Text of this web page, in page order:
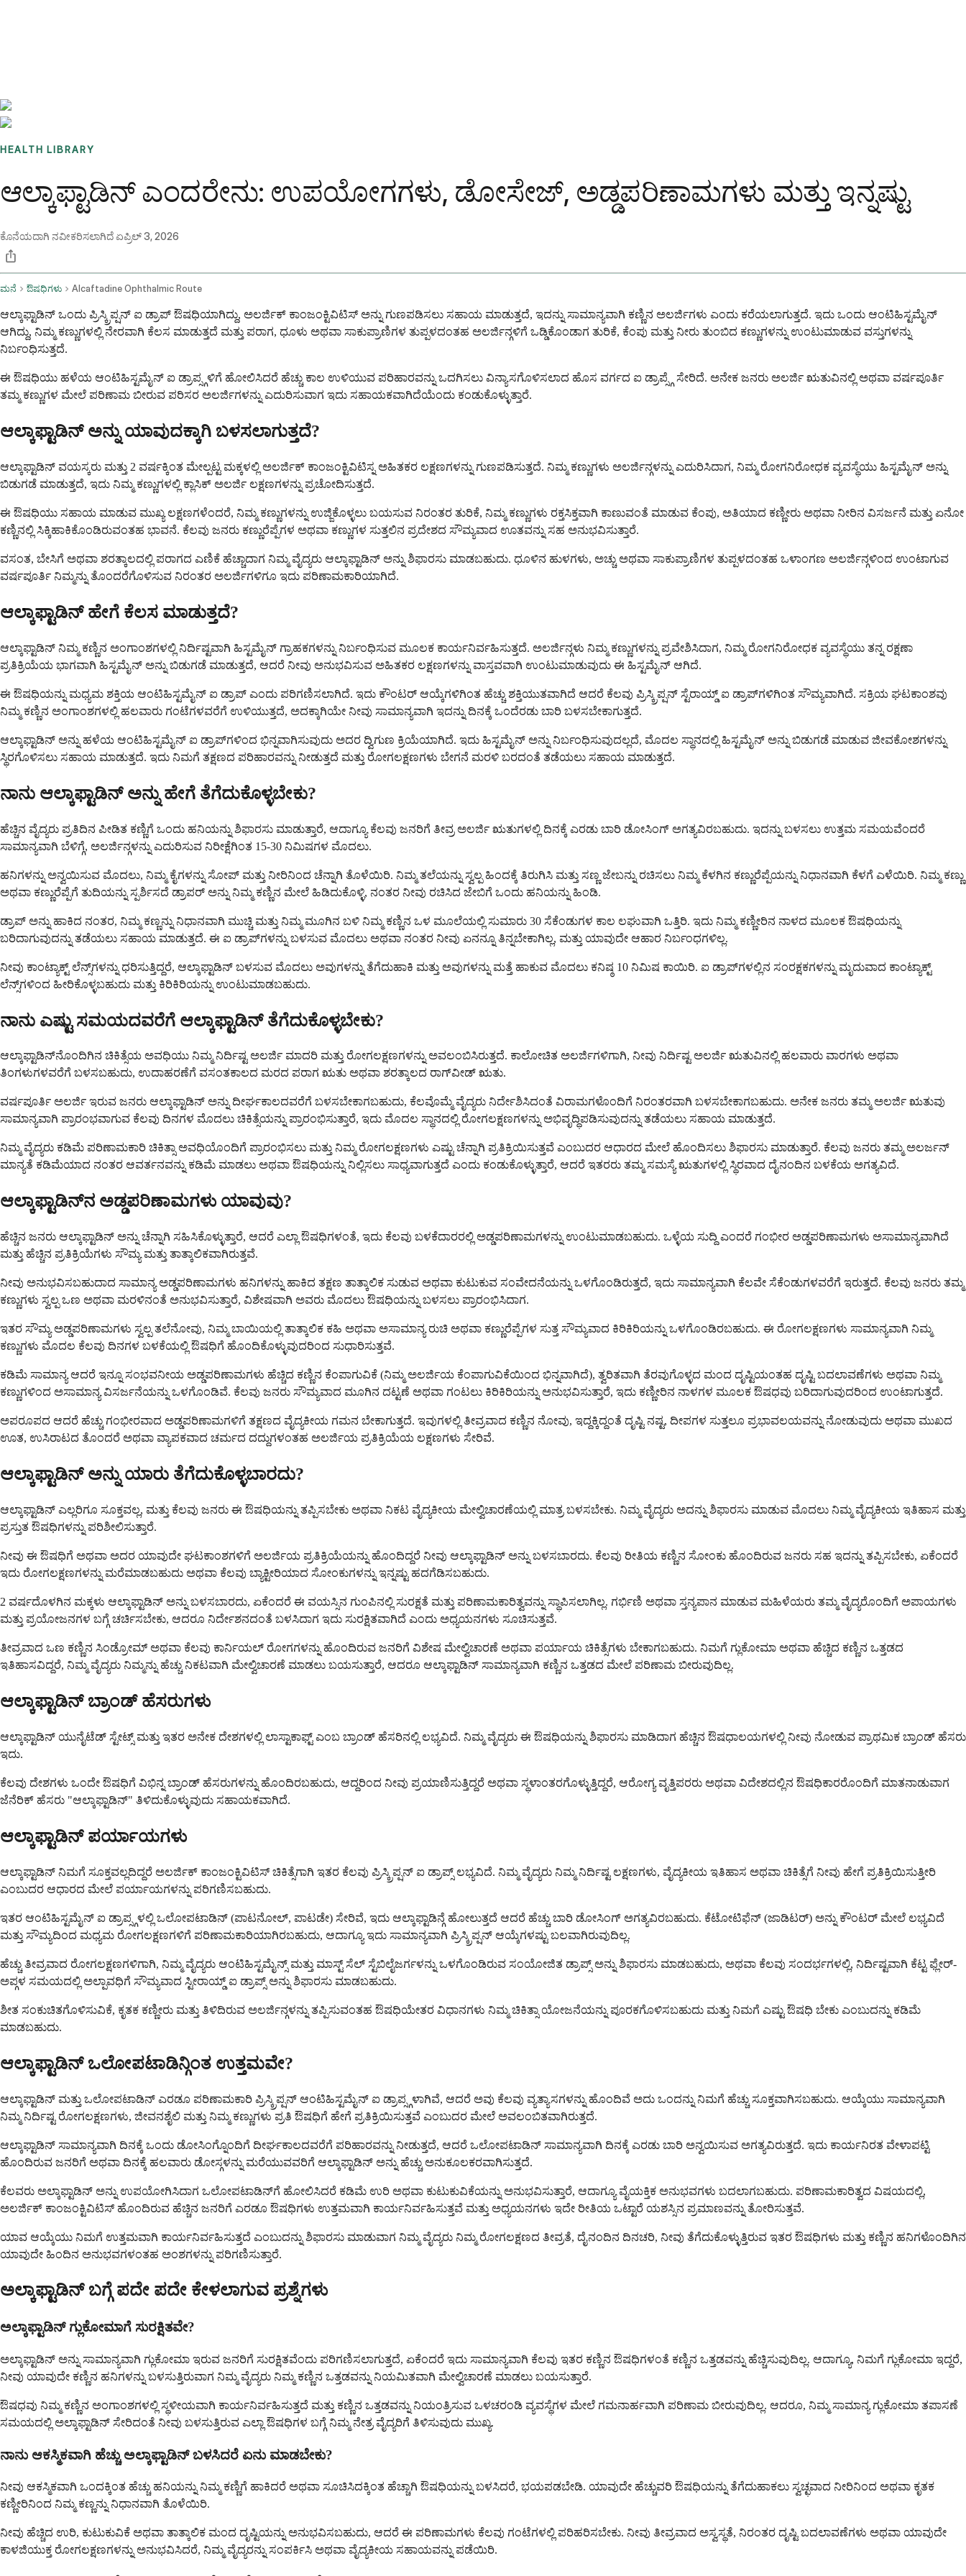
HEALTH LIBRARY
ಆಲ್ಕಾಫ್ಟಾಡಿನ್ ಎಂದರೇನು: ಉಪಯೋಗಗಳು, ಡೋಸೇಜ್, ಅಡ್ಡಪರಿಣಾಮಗಳು ಮತ್ತು ಇನ್ನಷ್ಟು
ಕೊನೆಯದಾಗಿ ನವೀಕರಿಸಲಾಗಿದೆಏಪ್ರಿಲ್ 3, 2026
ಮನೆ ಔಷಧಿಗಳು Alcaftadine Ophthalmic Route
ಆಲ್ಕಾಫ್ಟಾಡಿನ್ ಒಂದು ಪ್ರಿಸ್ಕ್ರಿಪ್ಷನ್ ಐ ಡ್ರಾಪ್ ಔಷಧಿಯಾಗಿದ್ದು, ಅಲರ್ಜಿಕ್ ಕಾಂಜಂಕ್ಟಿವಿಟಿಸ್ ಅನ್ನು ಗುಣಪಡಿಸಲು ಸಹಾಯ ಮಾಡುತ್ತದೆ, ಇದನ್ನು ಸಾಮಾನ್ಯವಾಗಿ ಕಣ್ಣಿನ ಅಲರ್ಜಿಗಳು ಎಂದು ಕರೆಯಲಾಗುತ್ತದೆ. ಇದು ಒಂದು ಆಂಟಿಹಿಸ್ಟಮೈನ್
ಆಗಿದ್ದು, ನಿಮ್ಮ ಕಣ್ಣುಗಳಲ್ಲಿ ನೇರವಾಗಿ ಕೆಲಸ ಮಾಡುತ್ತದೆ ಮತ್ತು ಪರಾಗ, ಧೂಳು ಅಥವಾ ಸಾಕುಪ್ರಾಣಿಗಳ ತುಪ್ಪಳದಂತಹ ಅಲರ್ಜಿನ್ಗಳಿಗೆ ಒಡ್ಡಿಕೊಂಡಾಗ ತುರಿಕೆ, ಕೆಂಪು ಮತ್ತು ನೀರು ತುಂಬಿದ ಕಣ್ಣುಗಳನ್ನು ಉಂಟುಮಾಡುವ ವಸ್ತುಗಳನ್ನು
ನಿರ್ಬಂಧಿಸುತ್ತದೆ.
ಈ ಔಷಧಿಯು ಹಳೆಯ ಆಂಟಿಹಿಸ್ಟಮೈನ್ ಐ ಡ್ರಾಪ್ಸ್ಗಳಿಗೆ ಹೋಲಿಸಿದರೆ ಹೆಚ್ಚು ಕಾಲ ಉಳಿಯುವ ಪರಿಹಾರವನ್ನು ಒದಗಿಸಲು ವಿನ್ಯಾಸಗೊಳಿಸಲಾದ ಹೊಸ ವರ್ಗದ ಐ ಡ್ರಾಪ್ಸ್ಗೆ ಸೇರಿದೆ. ಅನೇಕ ಜನರು ಅಲರ್ಜಿ ಋತುವಿನಲ್ಲಿ ಅಥವಾ ವರ್ಷಪೂರ್ತಿ
ತಮ್ಮ ಕಣ್ಣುಗಳ ಮೇಲೆ ಪರಿಣಾಮ ಬೀರುವ ಪರಿಸರ ಅಲರ್ಜಿಗಳನ್ನು ಎದುರಿಸುವಾಗ ಇದು ಸಹಾಯಕವಾಗಿದೆಯೆಂದು ಕಂಡುಕೊಳ್ಳುತ್ತಾರೆ.
ಆಲ್ಕಾಫ್ಟಾಡಿನ್ ಅನ್ನು ಯಾವುದಕ್ಕಾಗಿ ಬಳಸಲಾಗುತ್ತದೆ?
ಆಲ್ಕಾಫ್ಟಾಡಿನ್ ವಯಸ್ಕರು ಮತ್ತು 2 ವರ್ಷಕ್ಕಿಂತ ಮೇಲ್ಪಟ್ಟ ಮಕ್ಕಳಲ್ಲಿ ಅಲರ್ಜಿಕ್ ಕಾಂಜಂಕ್ಟಿವಿಟಿಸ್ನ ಅಹಿತಕರ ಲಕ್ಷಣಗಳನ್ನು ಗುಣಪಡಿಸುತ್ತದೆ. ನಿಮ್ಮ ಕಣ್ಣುಗಳು ಅಲರ್ಜಿನ್ಗಳನ್ನು ಎದುರಿಸಿದಾಗ, ನಿಮ್ಮ ರೋಗನಿರೋಧಕ ವ್ಯವಸ್ಥೆಯು ಹಿಸ್ಟಮೈನ್ ಅನ್ನು
ಬಿಡುಗಡೆ ಮಾಡುತ್ತದೆ, ಇದು ನಿಮ್ಮ ಕಣ್ಣುಗಳಲ್ಲಿ ಕ್ಲಾಸಿಕ್ ಅಲರ್ಜಿ ಲಕ್ಷಣಗಳನ್ನು ಪ್ರಚೋದಿಸುತ್ತದೆ.
ಈ ಔಷಧಿಯು ಸಹಾಯ ಮಾಡುವ ಮುಖ್ಯ ಲಕ್ಷಣಗಳೆಂದರೆ, ನಿಮ್ಮ ಕಣ್ಣುಗಳನ್ನು ಉಜ್ಜಿಕೊಳ್ಳಲು ಬಯಸುವ ನಿರಂತರ ತುರಿಕೆ, ನಿಮ್ಮ ಕಣ್ಣುಗಳು ರಕ್ತಸಿಕ್ತವಾಗಿ ಕಾಣುವಂತೆ ಮಾಡುವ ಕೆಂಪು, ಅತಿಯಾದ ಕಣ್ಣೀರು ಅಥವಾ ನೀರಿನ ವಿಸರ್ಜನೆ ಮತ್ತು ಏನೋ
ಕಣ್ಣಿನಲ್ಲಿ ಸಿಕ್ಕಿಹಾಕಿಕೊಂಡಿರುವಂತಹ ಭಾವನೆ. ಕೆಲವು ಜನರು ಕಣ್ಣುರೆಪ್ಪೆಗಳ ಅಥವಾ ಕಣ್ಣುಗಳ ಸುತ್ತಲಿನ ಪ್ರದೇಶದ ಸೌಮ್ಯವಾದ ಊತವನ್ನು ಸಹ ಅನುಭವಿಸುತ್ತಾರೆ.
ವಸಂತ, ಬೇಸಿಗೆ ಅಥವಾ ಶರತ್ಕಾಲದಲ್ಲಿ ಪರಾಗದ ಎಣಿಕೆ ಹೆಚ್ಚಾದಾಗ ನಿಮ್ಮ ವೈದ್ಯರು ಆಲ್ಕಾಫ್ಟಾಡಿನ್ ಅನ್ನು ಶಿಫಾರಸು ಮಾಡಬಹುದು. ಧೂಳಿನ ಹುಳಗಳು, ಅಚ್ಚು ಅಥವಾ ಸಾಕುಪ್ರಾಣಿಗಳ ತುಪ್ಪಳದಂತಹ ಒಳಾಂಗಣ ಅಲರ್ಜಿನ್ಗಳಿಂದ ಉಂಟಾಗುವ
ವರ್ಷಪೂರ್ತಿ ನಿಮ್ಮನ್ನು ತೊಂದರೆಗೊಳಿಸುವ ನಿರಂತರ ಅಲರ್ಜಿಗಳಿಗೂ ಇದು ಪರಿಣಾಮಕಾರಿಯಾಗಿದೆ.
ಆಲ್ಕಾಫ್ಟಾಡಿನ್ ಹೇಗೆ ಕೆಲಸ ಮಾಡುತ್ತದೆ?
ಆಲ್ಕಾಫ್ಟಾಡಿನ್ ನಿಮ್ಮ ಕಣ್ಣಿನ ಅಂಗಾಂಶಗಳಲ್ಲಿ ನಿರ್ದಿಷ್ಟವಾಗಿ ಹಿಸ್ಟಮೈನ್ ಗ್ರಾಹಕಗಳನ್ನು ನಿರ್ಬಂಧಿಸುವ ಮೂಲಕ ಕಾರ್ಯನಿರ್ವಹಿಸುತ್ತದೆ. ಅಲರ್ಜಿನ್ಗಳು ನಿಮ್ಮ ಕಣ್ಣುಗಳನ್ನು ಪ್ರವೇಶಿಸಿದಾಗ, ನಿಮ್ಮ ರೋಗನಿರೋಧಕ ವ್ಯವಸ್ಥೆಯು ತನ್ನ ರಕ್ಷಣಾ
ಪ್ರತಿಕ್ರಿಯೆಯ ಭಾಗವಾಗಿ ಹಿಸ್ಟಮೈನ್ ಅನ್ನು ಬಿಡುಗಡೆ ಮಾಡುತ್ತದೆ, ಆದರೆ ನೀವು ಅನುಭವಿಸುವ ಅಹಿತಕರ ಲಕ್ಷಣಗಳನ್ನು ವಾಸ್ತವವಾಗಿ ಉಂಟುಮಾಡುವುದು ಈ ಹಿಸ್ಟಮೈನ್ ಆಗಿದೆ.
ಈ ಔಷಧಿಯನ್ನು ಮಧ್ಯಮ ಶಕ್ತಿಯ ಆಂಟಿಹಿಸ್ಟಮೈನ್ ಐ ಡ್ರಾಪ್ ಎಂದು ಪರಿಗಣಿಸಲಾಗಿದೆ. ಇದು ಕೌಂಟರ್ ಆಯ್ಕೆಗಳಿಗಿಂತ ಹೆಚ್ಚು ಶಕ್ತಿಯುತವಾಗಿದೆ ಆದರೆ ಕೆಲವು ಪ್ರಿಸ್ಕ್ರಿಪ್ಷನ್ ಸ್ಟೆರಾಯ್ಡ್ ಐ ಡ್ರಾಪ್‌ಗಳಿಗಿಂತ ಸೌಮ್ಯವಾಗಿದೆ. ಸಕ್ರಿಯ ಘಟಕಾಂಶವು
ನಿಮ್ಮ ಕಣ್ಣಿನ ಅಂಗಾಂಶಗಳಲ್ಲಿ ಹಲವಾರು ಗಂಟೆಗಳವರೆಗೆ ಉಳಿಯುತ್ತದೆ, ಅದಕ್ಕಾಗಿಯೇ ನೀವು ಸಾಮಾನ್ಯವಾಗಿ ಇದನ್ನು ದಿನಕ್ಕೆ ಒಂದೆರಡು ಬಾರಿ ಬಳಸಬೇಕಾಗುತ್ತದೆ.
ಆಲ್ಕಾಫ್ಟಾಡಿನ್ ಅನ್ನು ಹಳೆಯ ಆಂಟಿಹಿಸ್ಟಮೈನ್ ಐ ಡ್ರಾಪ್‌ಗಳಿಂದ ಭಿನ್ನವಾಗಿಸುವುದು ಅದರ ದ್ವಿಗುಣ ಕ್ರಿಯೆಯಾಗಿದೆ. ಇದು ಹಿಸ್ಟಮೈನ್ ಅನ್ನು ನಿರ್ಬಂಧಿಸುವುದಲ್ಲದೆ, ಮೊದಲ ಸ್ಥಾನದಲ್ಲಿ ಹಿಸ್ಟಮೈನ್ ಅನ್ನು ಬಿಡುಗಡೆ ಮಾಡುವ ಜೀವಕೋಶಗಳನ್ನು
ಸ್ಥಿರಗೊಳಿಸಲು ಸಹಾಯ ಮಾಡುತ್ತದೆ. ಇದು ನಿಮಗೆ ತಕ್ಷಣದ ಪರಿಹಾರವನ್ನು ನೀಡುತ್ತದೆ ಮತ್ತು ರೋಗಲಕ್ಷಣಗಳು ಬೇಗನೆ ಮರಳಿ ಬರದಂತೆ ತಡೆಯಲು ಸಹಾಯ ಮಾಡುತ್ತದೆ.
ನಾನು ಆಲ್ಕಾಫ್ಟಾಡಿನ್ ಅನ್ನು ಹೇಗೆ ತೆಗೆದುಕೊಳ್ಳಬೇಕು?
ಹೆಚ್ಚಿನ ವೈದ್ಯರು ಪ್ರತಿದಿನ ಪೀಡಿತ ಕಣ್ಣಿಗೆ ಒಂದು ಹನಿಯನ್ನು ಶಿಫಾರಸು ಮಾಡುತ್ತಾರೆ, ಆದಾಗ್ಯೂ ಕೆಲವು ಜನರಿಗೆ ತೀವ್ರ ಅಲರ್ಜಿ ಋತುಗಳಲ್ಲಿ ದಿನಕ್ಕೆ ಎರಡು ಬಾರಿ ಡೋಸಿಂಗ್ ಅಗತ್ಯವಿರಬಹುದು. ಇದನ್ನು ಬಳಸಲು ಉತ್ತಮ ಸಮಯವೆಂದರೆ
ಸಾಮಾನ್ಯವಾಗಿ ಬೆಳಿಗ್ಗೆ, ಅಲರ್ಜಿನ್ಗಳನ್ನು ಎದುರಿಸುವ ನಿರೀಕ್ಷೆಗಿಂತ 15-30 ನಿಮಿಷಗಳ ಮೊದಲು.
ಹನಿಗಳನ್ನು ಅನ್ವಯಿಸುವ ಮೊದಲು, ನಿಮ್ಮ ಕೈಗಳನ್ನು ಸೋಪ್ ಮತ್ತು ನೀರಿನಿಂದ ಚೆನ್ನಾಗಿ ತೊಳೆಯಿರಿ. ನಿಮ್ಮ ತಲೆಯನ್ನು ಸ್ವಲ್ಪ ಹಿಂದಕ್ಕೆ ತಿರುಗಿಸಿ ಮತ್ತು ಸಣ್ಣ ಜೇಬನ್ನು ರಚಿಸಲು ನಿಮ್ಮ ಕೆಳಗಿನ ಕಣ್ಣುರೆಪ್ಪೆಯನ್ನು ನಿಧಾನವಾಗಿ ಕೆಳಗೆ ಎಳೆಯಿರಿ. ನಿಮ್ಮ ಕಣ್ಣು
ಅಥವಾ ಕಣ್ಣುರೆಪ್ಪೆಗೆ ತುದಿಯನ್ನು ಸ್ಪರ್ಶಿಸದೆ ಡ್ರಾಪರ್ ಅನ್ನು ನಿಮ್ಮ ಕಣ್ಣಿನ ಮೇಲೆ ಹಿಡಿದುಕೊಳ್ಳಿ, ನಂತರ ನೀವು ರಚಿಸಿದ ಜೇಬಿಗೆ ಒಂದು ಹನಿಯನ್ನು ಹಿಂಡಿ.
ಡ್ರಾಪ್ ಅನ್ನು ಹಾಕಿದ ನಂತರ, ನಿಮ್ಮ ಕಣ್ಣನ್ನು ನಿಧಾನವಾಗಿ ಮುಚ್ಚಿ ಮತ್ತು ನಿಮ್ಮ ಮೂಗಿನ ಬಳಿ ನಿಮ್ಮ ಕಣ್ಣಿನ ಒಳ ಮೂಲೆಯಲ್ಲಿ ಸುಮಾರು 30 ಸೆಕೆಂಡುಗಳ ಕಾಲ ಲಘುವಾಗಿ ಒತ್ತಿರಿ. ಇದು ನಿಮ್ಮ ಕಣ್ಣೀರಿನ ನಾಳದ ಮೂಲಕ ಔಷಧಿಯನ್ನು
ಬರಿದಾಗುವುದನ್ನು ತಡೆಯಲು ಸಹಾಯ ಮಾಡುತ್ತದೆ. ಈ ಐ ಡ್ರಾಪ್‌ಗಳನ್ನು ಬಳಸುವ ಮೊದಲು ಅಥವಾ ನಂತರ ನೀವು ಏನನ್ನೂ ತಿನ್ನಬೇಕಾಗಿಲ್ಲ, ಮತ್ತು ಯಾವುದೇ ಆಹಾರ ನಿರ್ಬಂಧಗಳಿಲ್ಲ.
ನೀವು ಕಾಂಟ್ಯಾಕ್ಟ್ ಲೆನ್ಸ್‌ಗಳನ್ನು ಧರಿಸುತ್ತಿದ್ದರೆ, ಆಲ್ಕಾಫ್ಟಾಡಿನ್ ಬಳಸುವ ಮೊದಲು ಅವುಗಳನ್ನು ತೆಗೆದುಹಾಕಿ ಮತ್ತು ಅವುಗಳನ್ನು ಮತ್ತೆ ಹಾಕುವ ಮೊದಲು ಕನಿಷ್ಠ 10 ನಿಮಿಷ ಕಾಯಿರಿ. ಐ ಡ್ರಾಪ್‌ಗಳಲ್ಲಿನ ಸಂರಕ್ಷಕಗಳನ್ನು ಮೃದುವಾದ ಕಾಂಟ್ಯಾಕ್ಟ್
ಲೆನ್ಸ್‌ಗಳಿಂದ ಹೀರಿಕೊಳ್ಳಬಹುದು ಮತ್ತು ಕಿರಿಕಿರಿಯನ್ನು ಉಂಟುಮಾಡಬಹುದು.
ನಾನು ಎಷ್ಟು ಸಮಯದವರೆಗೆ ಆಲ್ಕಾಫ್ಟಾಡಿನ್ ತೆಗೆದುಕೊಳ್ಳಬೇಕು?
ಆಲ್ಕಾಫ್ಟಾಡಿನ್‌ನೊಂದಿಗಿನ ಚಿಕಿತ್ಸೆಯ ಅವಧಿಯು ನಿಮ್ಮ ನಿರ್ದಿಷ್ಟ ಅಲರ್ಜಿ ಮಾದರಿ ಮತ್ತು ರೋಗಲಕ್ಷಣಗಳನ್ನು ಅವಲಂಬಿಸಿರುತ್ತದೆ. ಕಾಲೋಚಿತ ಅಲರ್ಜಿಗಳಿಗಾಗಿ, ನೀವು ನಿರ್ದಿಷ್ಟ ಅಲರ್ಜಿ ಋತುವಿನಲ್ಲಿ ಹಲವಾರು ವಾರಗಳು ಅಥವಾ
ತಿಂಗಳುಗಳವರೆಗೆ ಬಳಸಬಹುದು, ಉದಾಹರಣೆಗೆ ವಸಂತಕಾಲದ ಮರದ ಪರಾಗ ಋತು ಅಥವಾ ಶರತ್ಕಾಲದ ರಾಗ್‌ವೀಡ್ ಋತು.
ವರ್ಷಪೂರ್ತಿ ಅಲರ್ಜಿ ಇರುವ ಜನರು ಆಲ್ಕಾಫ್ಟಾಡಿನ್ ಅನ್ನು ದೀರ್ಘಕಾಲದವರೆಗೆ ಬಳಸಬೇಕಾಗಬಹುದು, ಕೆಲವೊಮ್ಮೆ ವೈದ್ಯರು ನಿರ್ದೇಶಿಸಿದಂತೆ ವಿರಾಮಗಳೊಂದಿಗೆ ನಿರಂತರವಾಗಿ ಬಳಸಬೇಕಾಗಬಹುದು. ಅನೇಕ ಜನರು ತಮ್ಮ ಅಲರ್ಜಿ ಋತುವು
ಸಾಮಾನ್ಯವಾಗಿ ಪ್ರಾರಂಭವಾಗುವ ಕೆಲವು ದಿನಗಳ ಮೊದಲು ಚಿಕಿತ್ಸೆಯನ್ನು ಪ್ರಾರಂಭಿಸುತ್ತಾರೆ, ಇದು ಮೊದಲ ಸ್ಥಾನದಲ್ಲಿ ರೋಗಲಕ್ಷಣಗಳನ್ನು ಅಭಿವೃದ್ಧಿಪಡಿಸುವುದನ್ನು ತಡೆಯಲು ಸಹಾಯ ಮಾಡುತ್ತದೆ.
ನಿಮ್ಮ ವೈದ್ಯರು ಕಡಿಮೆ ಪರಿಣಾಮಕಾರಿ ಚಿಕಿತ್ಸಾ ಅವಧಿಯೊಂದಿಗೆ ಪ್ರಾರಂಭಿಸಲು ಮತ್ತು ನಿಮ್ಮ ರೋಗಲಕ್ಷಣಗಳು ಎಷ್ಟು ಚೆನ್ನಾಗಿ ಪ್ರತಿಕ್ರಿಯಿಸುತ್ತವೆ ಎಂಬುದರ ಆಧಾರದ ಮೇಲೆ ಹೊಂದಿಸಲು ಶಿಫಾರಸು ಮಾಡುತ್ತಾರೆ. ಕೆಲವು ಜನರು ತಮ್ಮ ಅಲರ್ಜನ್
ಮಾನ್ಯತೆ ಕಡಿಮೆಯಾದ ನಂತರ ಆವರ್ತನವನ್ನು ಕಡಿಮೆ ಮಾಡಲು ಅಥವಾ ಔಷಧಿಯನ್ನು ನಿಲ್ಲಿಸಲು ಸಾಧ್ಯವಾಗುತ್ತದೆ ಎಂದು ಕಂಡುಕೊಳ್ಳುತ್ತಾರೆ, ಆದರೆ ಇತರರು ತಮ್ಮ ಸಮಸ್ಯೆ ಋತುಗಳಲ್ಲಿ ಸ್ಥಿರವಾದ ದೈನಂದಿನ ಬಳಕೆಯ ಅಗತ್ಯವಿದೆ.
ಆಲ್ಕಾಫ್ಟಾಡಿನ್‌ನ ಅಡ್ಡಪರಿಣಾಮಗಳು ಯಾವುವು?
ಹೆಚ್ಚಿನ ಜನರು ಆಲ್ಕಾಫ್ಟಾಡಿನ್ ಅನ್ನು ಚೆನ್ನಾಗಿ ಸಹಿಸಿಕೊಳ್ಳುತ್ತಾರೆ, ಆದರೆ ಎಲ್ಲಾ ಔಷಧಿಗಳಂತೆ, ಇದು ಕೆಲವು ಬಳಕೆದಾರರಲ್ಲಿ ಅಡ್ಡಪರಿಣಾಮಗಳನ್ನು ಉಂಟುಮಾಡಬಹುದು. ಒಳ್ಳೆಯ ಸುದ್ದಿ ಎಂದರೆ ಗಂಭೀರ ಅಡ್ಡಪರಿಣಾಮಗಳು ಅಸಾಮಾನ್ಯವಾಗಿದೆ
ಮತ್ತು ಹೆಚ್ಚಿನ ಪ್ರತಿಕ್ರಿಯೆಗಳು ಸೌಮ್ಯ ಮತ್ತು ತಾತ್ಕಾಲಿಕವಾಗಿರುತ್ತವೆ.
ನೀವು ಅನುಭವಿಸಬಹುದಾದ ಸಾಮಾನ್ಯ ಅಡ್ಡಪರಿಣಾಮಗಳು ಹನಿಗಳನ್ನು ಹಾಕಿದ ತಕ್ಷಣ ತಾತ್ಕಾಲಿಕ ಸುಡುವ ಅಥವಾ ಕುಟುಕುವ ಸಂವೇದನೆಯನ್ನು ಒಳಗೊಂಡಿರುತ್ತದೆ, ಇದು ಸಾಮಾನ್ಯವಾಗಿ ಕೆಲವೇ ಸೆಕೆಂಡುಗಳವರೆಗೆ ಇರುತ್ತದೆ. ಕೆಲವು ಜನರು ತಮ್ಮ
ಕಣ್ಣುಗಳು ಸ್ವಲ್ಪ ಒಣ ಅಥವಾ ಮರಳಿನಂತೆ ಅನುಭವಿಸುತ್ತಾರೆ, ವಿಶೇಷವಾಗಿ ಅವರು ಮೊದಲು ಔಷಧಿಯನ್ನು ಬಳಸಲು ಪ್ರಾರಂಭಿಸಿದಾಗ.
ಇತರ ಸೌಮ್ಯ ಅಡ್ಡಪರಿಣಾಮಗಳು ಸ್ವಲ್ಪ ತಲೆನೋವು, ನಿಮ್ಮ ಬಾಯಿಯಲ್ಲಿ ತಾತ್ಕಾಲಿಕ ಕಹಿ ಅಥವಾ ಅಸಾಮಾನ್ಯ ರುಚಿ ಅಥವಾ ಕಣ್ಣುರೆಪ್ಪೆಗಳ ಸುತ್ತ ಸೌಮ್ಯವಾದ ಕಿರಿಕಿರಿಯನ್ನು ಒಳಗೊಂಡಿರಬಹುದು. ಈ ರೋಗಲಕ್ಷಣಗಳು ಸಾಮಾನ್ಯವಾಗಿ ನಿಮ್ಮ
ಕಣ್ಣುಗಳು ಮೊದಲ ಕೆಲವು ದಿನಗಳ ಬಳಕೆಯಲ್ಲಿ ಔಷಧಿಗೆ ಹೊಂದಿಕೊಳ್ಳುವುದರಿಂದ ಸುಧಾರಿಸುತ್ತವೆ.
ಕಡಿಮೆ ಸಾಮಾನ್ಯ ಆದರೆ ಇನ್ನೂ ಸಂಭವನೀಯ ಅಡ್ಡಪರಿಣಾಮಗಳು ಹೆಚ್ಚಿದ ಕಣ್ಣಿನ ಕೆಂಪಾಗುವಿಕೆ (ನಿಮ್ಮ ಅಲರ್ಜಿಯ ಕೆಂಪಾಗುವಿಕೆಯಿಂದ ಭಿನ್ನವಾಗಿದೆ), ತ್ವರಿತವಾಗಿ ತೆರವುಗೊಳ್ಳದ ಮಂದ ದೃಷ್ಟಿಯಂತಹ ದೃಷ್ಟಿ ಬದಲಾವಣೆಗಳು ಅಥವಾ ನಿಮ್ಮ
ಕಣ್ಣುಗಳಿಂದ ಅಸಾಮಾನ್ಯ ವಿಸರ್ಜನೆಯನ್ನು ಒಳಗೊಂಡಿವೆ. ಕೆಲವು ಜನರು ಸೌಮ್ಯವಾದ ಮೂಗಿನ ದಟ್ಟಣೆ ಅಥವಾ ಗಂಟಲು ಕಿರಿಕಿರಿಯನ್ನು ಅನುಭವಿಸುತ್ತಾರೆ, ಇದು ಕಣ್ಣೀರಿನ ನಾಳಗಳ ಮೂಲಕ ಔಷಧವು ಬರಿದಾಗುವುದರಿಂದ ಉಂಟಾಗುತ್ತದೆ.
ಅಪರೂಪದ ಆದರೆ ಹೆಚ್ಚು ಗಂಭೀರವಾದ ಅಡ್ಡಪರಿಣಾಮಗಳಿಗೆ ತಕ್ಷಣದ ವೈದ್ಯಕೀಯ ಗಮನ ಬೇಕಾಗುತ್ತದೆ. ಇವುಗಳಲ್ಲಿ ತೀವ್ರವಾದ ಕಣ್ಣಿನ ನೋವು, ಇದ್ದಕ್ಕಿದ್ದಂತೆ ದೃಷ್ಟಿ ನಷ್ಟ, ದೀಪಗಳ ಸುತ್ತಲೂ ಪ್ರಭಾವಲಯವನ್ನು ನೋಡುವುದು ಅಥವಾ ಮುಖದ
ಊತ, ಉಸಿರಾಟದ ತೊಂದರೆ ಅಥವಾ ವ್ಯಾಪಕವಾದ ಚರ್ಮದ ದದ್ದುಗಳಂತಹ ಅಲರ್ಜಿಯ ಪ್ರತಿಕ್ರಿಯೆಯ ಲಕ್ಷಣಗಳು ಸೇರಿವೆ.
ಆಲ್ಕಾಫ್ಟಾಡಿನ್ ಅನ್ನು ಯಾರು ತೆಗೆದುಕೊಳ್ಳಬಾರದು?
ಆಲ್ಕಾಫ್ಟಾಡಿನ್ ಎಲ್ಲರಿಗೂ ಸೂಕ್ತವಲ್ಲ, ಮತ್ತು ಕೆಲವು ಜನರು ಈ ಔಷಧಿಯನ್ನು ತಪ್ಪಿಸಬೇಕು ಅಥವಾ ನಿಕಟ ವೈದ್ಯಕೀಯ ಮೇಲ್ವಿಚಾರಣೆಯಲ್ಲಿ ಮಾತ್ರ ಬಳಸಬೇಕು. ನಿಮ್ಮ ವೈದ್ಯರು ಅದನ್ನು ಶಿಫಾರಸು ಮಾಡುವ ಮೊದಲು ನಿಮ್ಮ ವೈದ್ಯಕೀಯ ಇತಿಹಾಸ ಮತ್ತು
ಪ್ರಸ್ತುತ ಔಷಧಿಗಳನ್ನು ಪರಿಶೀಲಿಸುತ್ತಾರೆ.
ನೀವು ಈ ಔಷಧಿಗೆ ಅಥವಾ ಅದರ ಯಾವುದೇ ಘಟಕಾಂಶಗಳಿಗೆ ಅಲರ್ಜಿಯ ಪ್ರತಿಕ್ರಿಯೆಯನ್ನು ಹೊಂದಿದ್ದರೆ ನೀವು ಆಲ್ಕಾಫ್ಟಾಡಿನ್ ಅನ್ನು ಬಳಸಬಾರದು. ಕೆಲವು ರೀತಿಯ ಕಣ್ಣಿನ ಸೋಂಕು ಹೊಂದಿರುವ ಜನರು ಸಹ ಇದನ್ನು ತಪ್ಪಿಸಬೇಕು, ಏಕೆಂದರೆ
ಇದು ರೋಗಲಕ್ಷಣಗಳನ್ನು ಮರೆಮಾಡಬಹುದು ಅಥವಾ ಕೆಲವು ಬ್ಯಾಕ್ಟೀರಿಯಾದ ಸೋಂಕುಗಳನ್ನು ಇನ್ನಷ್ಟು ಹದಗೆಡಿಸಬಹುದು.
2 ವರ್ಷದೊಳಗಿನ ಮಕ್ಕಳು ಆಲ್ಕಾಫ್ಟಾಡಿನ್ ಅನ್ನು ಬಳಸಬಾರದು, ಏಕೆಂದರೆ ಈ ವಯಸ್ಸಿನ ಗುಂಪಿನಲ್ಲಿ ಸುರಕ್ಷತೆ ಮತ್ತು ಪರಿಣಾಮಕಾರಿತ್ವವನ್ನು ಸ್ಥಾಪಿಸಲಾಗಿಲ್ಲ. ಗರ್ಭಿಣಿ ಅಥವಾ ಸ್ತನ್ಯಪಾನ ಮಾಡುವ ಮಹಿಳೆಯರು ತಮ್ಮ ವೈದ್ಯರೊಂದಿಗೆ ಅಪಾಯಗಳು
ಮತ್ತು ಪ್ರಯೋಜನಗಳ ಬಗ್ಗೆ ಚರ್ಚಿಸಬೇಕು, ಆದರೂ ನಿರ್ದೇಶನದಂತೆ ಬಳಸಿದಾಗ ಇದು ಸುರಕ್ಷಿತವಾಗಿದೆ ಎಂದು ಅಧ್ಯಯನಗಳು ಸೂಚಿಸುತ್ತವೆ.
ತೀವ್ರವಾದ ಒಣ ಕಣ್ಣಿನ ಸಿಂಡ್ರೋಮ್ ಅಥವಾ ಕೆಲವು ಕಾರ್ನಿಯಲ್ ರೋಗಗಳನ್ನು ಹೊಂದಿರುವ ಜನರಿಗೆ ವಿಶೇಷ ಮೇಲ್ವಿಚಾರಣೆ ಅಥವಾ ಪರ್ಯಾಯ ಚಿಕಿತ್ಸೆಗಳು ಬೇಕಾಗಬಹುದು. ನಿಮಗೆ ಗ್ಲುಕೋಮಾ ಅಥವಾ ಹೆಚ್ಚಿದ ಕಣ್ಣಿನ ಒತ್ತಡದ
ಇತಿಹಾಸವಿದ್ದರೆ, ನಿಮ್ಮ ವೈದ್ಯರು ನಿಮ್ಮನ್ನು ಹೆಚ್ಚು ನಿಕಟವಾಗಿ ಮೇಲ್ವಿಚಾರಣೆ ಮಾಡಲು ಬಯಸುತ್ತಾರೆ, ಆದರೂ ಆಲ್ಕಾಫ್ಟಾಡಿನ್ ಸಾಮಾನ್ಯವಾಗಿ ಕಣ್ಣಿನ ಒತ್ತಡದ ಮೇಲೆ ಪರಿಣಾಮ ಬೀರುವುದಿಲ್ಲ.
ಆಲ್ಕಾಫ್ಟಾಡಿನ್ ಬ್ರಾಂಡ್ ಹೆಸರುಗಳು
ಆಲ್ಕಾಫ್ಟಾಡಿನ್ ಯುನೈಟೆಡ್ ಸ್ಟೇಟ್ಸ್ ಮತ್ತು ಇತರ ಅನೇಕ ದೇಶಗಳಲ್ಲಿ ಲಾಸ್ಟಾಕಾಫ್ಟ್ ಎಂಬ ಬ್ರಾಂಡ್ ಹೆಸರಿನಲ್ಲಿ ಲಭ್ಯವಿದೆ. ನಿಮ್ಮ ವೈದ್ಯರು ಈ ಔಷಧಿಯನ್ನು ಶಿಫಾರಸು ಮಾಡಿದಾಗ ಹೆಚ್ಚಿನ ಔಷಧಾಲಯಗಳಲ್ಲಿ ನೀವು ನೋಡುವ ಪ್ರಾಥಮಿಕ ಬ್ರಾಂಡ್ ಹೆಸರು
ಇದು.
ಕೆಲವು ದೇಶಗಳು ಒಂದೇ ಔಷಧಿಗೆ ವಿಭಿನ್ನ ಬ್ರಾಂಡ್ ಹೆಸರುಗಳನ್ನು ಹೊಂದಿರಬಹುದು, ಆದ್ದರಿಂದ ನೀವು ಪ್ರಯಾಣಿಸುತ್ತಿದ್ದರೆ ಅಥವಾ ಸ್ಥಳಾಂತರಗೊಳ್ಳುತ್ತಿದ್ದರೆ, ಆರೋಗ್ಯ ವೃತ್ತಿಪರರು ಅಥವಾ ವಿದೇಶದಲ್ಲಿನ ಔಷಧಿಕಾರರೊಂದಿಗೆ ಮಾತನಾಡುವಾಗ
ಜೆನೆರಿಕ್ ಹೆಸರು "ಆಲ್ಕಾಫ್ಟಾಡಿನ್" ತಿಳಿದುಕೊಳ್ಳುವುದು ಸಹಾಯಕವಾಗಿದೆ.
ಆಲ್ಕಾಫ್ಟಾಡಿನ್ ಪರ್ಯಾಯಗಳು
ಆಲ್ಕಾಫ್ಟಾಡಿನ್ ನಿಮಗೆ ಸೂಕ್ತವಲ್ಲದಿದ್ದರೆ ಅಲರ್ಜಿಕ್ ಕಾಂಜಂಕ್ಟಿವಿಟಿಸ್ ಚಿಕಿತ್ಸೆಗಾಗಿ ಇತರ ಕೆಲವು ಪ್ರಿಸ್ಕ್ರಿಪ್ಷನ್ ಐ ಡ್ರಾಪ್ಸ್ ಲಭ್ಯವಿದೆ. ನಿಮ್ಮ ವೈದ್ಯರು ನಿಮ್ಮ ನಿರ್ದಿಷ್ಟ ಲಕ್ಷಣಗಳು, ವೈದ್ಯಕೀಯ ಇತಿಹಾಸ ಅಥವಾ ಚಿಕಿತ್ಸೆಗೆ ನೀವು ಹೇಗೆ ಪ್ರತಿಕ್ರಿಯಿಸುತ್ತೀರಿ
ಎಂಬುದರ ಆಧಾರದ ಮೇಲೆ ಪರ್ಯಾಯಗಳನ್ನು ಪರಿಗಣಿಸಬಹುದು.
ಇತರ ಆಂಟಿಹಿಸ್ಟಮೈನ್ ಐ ಡ್ರಾಪ್ಸ್ಗಳಲ್ಲಿ ಒಲೋಪಟಾಡಿನ್ (ಪಾಟನೋಲ್, ಪಾಟಡೇ) ಸೇರಿವೆ, ಇದು ಆಲ್ಕಾಫ್ಟಾಡಿನ್ಗೆ ಹೋಲುತ್ತದೆ ಆದರೆ ಹೆಚ್ಚು ಬಾರಿ ಡೋಸಿಂಗ್ ಅಗತ್ಯವಿರಬಹುದು. ಕೆಟೋಟಿಫೆನ್ (ಜಾಡಿಟರ್) ಅನ್ನು ಕೌಂಟರ್ ಮೇಲೆ ಲಭ್ಯವಿದೆ
ಮತ್ತು ಸೌಮ್ಯದಿಂದ ಮಧ್ಯಮ ರೋಗಲಕ್ಷಣಗಳಿಗೆ ಪರಿಣಾಮಕಾರಿಯಾಗಿರಬಹುದು, ಆದಾಗ್ಯೂ ಇದು ಸಾಮಾನ್ಯವಾಗಿ ಪ್ರಿಸ್ಕ್ರಿಪ್ಷನ್ ಆಯ್ಕೆಗಳಷ್ಟು ಬಲವಾಗಿರುವುದಿಲ್ಲ.
ಹೆಚ್ಚು ತೀವ್ರವಾದ ರೋಗಲಕ್ಷಣಗಳಿಗಾಗಿ, ನಿಮ್ಮ ವೈದ್ಯರು ಆಂಟಿಹಿಸ್ಟಮೈನ್ಸ್ ಮತ್ತು ಮಾಸ್ಟ್ ಸೆಲ್ ಸ್ಟೆಬಿಲೈಜರ್ಗಳನ್ನು ಒಳಗೊಂಡಿರುವ ಸಂಯೋಜಿತ ಡ್ರಾಪ್ಸ್ ಅನ್ನು ಶಿಫಾರಸು ಮಾಡಬಹುದು, ಅಥವಾ ಕೆಲವು ಸಂದರ್ಭಗಳಲ್ಲಿ, ನಿರ್ದಿಷ್ಟವಾಗಿ ಕೆಟ್ಟ ಫ್ಲೇರ್-
ಅಪ್ಗಳ ಸಮಯದಲ್ಲಿ ಅಲ್ಪಾವಧಿಗೆ ಸೌಮ್ಯವಾದ ಸ್ಟೀರಾಯ್ಡ್ ಐ ಡ್ರಾಪ್ಸ್ ಅನ್ನು ಶಿಫಾರಸು ಮಾಡಬಹುದು.
ಶೀತ ಸಂಕುಚಿತಗೊಳಿಸುವಿಕೆ, ಕೃತಕ ಕಣ್ಣೀರು ಮತ್ತು ತಿಳಿದಿರುವ ಅಲರ್ಜಿನ್ಗಳನ್ನು ತಪ್ಪಿಸುವಂತಹ ಔಷಧಿಯೇತರ ವಿಧಾನಗಳು ನಿಮ್ಮ ಚಿಕಿತ್ಸಾ ಯೋಜನೆಯನ್ನು ಪೂರಕಗೊಳಿಸಬಹುದು ಮತ್ತು ನಿಮಗೆ ಎಷ್ಟು ಔಷಧಿ ಬೇಕು ಎಂಬುದನ್ನು ಕಡಿಮೆ
ಮಾಡಬಹುದು.
ಆಲ್ಕಾಫ್ಟಾಡಿನ್ ಒಲೋಪಟಾಡಿನ್ಗಿಂತ ಉತ್ತಮವೇ?
ಆಲ್ಕಾಫ್ಟಾಡಿನ್ ಮತ್ತು ಒಲೋಪಟಾಡಿನ್ ಎರಡೂ ಪರಿಣಾಮಕಾರಿ ಪ್ರಿಸ್ಕ್ರಿಪ್ಷನ್ ಆಂಟಿಹಿಸ್ಟಮೈನ್ ಐ ಡ್ರಾಪ್ಸ್ಗಳಾಗಿವೆ, ಆದರೆ ಅವು ಕೆಲವು ವ್ಯತ್ಯಾಸಗಳನ್ನು ಹೊಂದಿವೆ ಅದು ಒಂದನ್ನು ನಿಮಗೆ ಹೆಚ್ಚು ಸೂಕ್ತವಾಗಿಸಬಹುದು. ಆಯ್ಕೆಯು ಸಾಮಾನ್ಯವಾಗಿ
ನಿಮ್ಮ ನಿರ್ದಿಷ್ಟ ರೋಗಲಕ್ಷಣಗಳು, ಜೀವನಶೈಲಿ ಮತ್ತು ನಿಮ್ಮ ಕಣ್ಣುಗಳು ಪ್ರತಿ ಔಷಧಿಗೆ ಹೇಗೆ ಪ್ರತಿಕ್ರಿಯಿಸುತ್ತವೆ ಎಂಬುದರ ಮೇಲೆ ಅವಲಂಬಿತವಾಗಿರುತ್ತದೆ.
ಆಲ್ಕಾಫ್ಟಾಡಿನ್ ಸಾಮಾನ್ಯವಾಗಿ ದಿನಕ್ಕೆ ಒಂದು ಡೋಸಿಂಗ್ನೊಂದಿಗೆ ದೀರ್ಘಕಾಲದವರೆಗೆ ಪರಿಹಾರವನ್ನು ನೀಡುತ್ತದೆ, ಆದರೆ ಒಲೋಪಟಾಡಿನ್ ಸಾಮಾನ್ಯವಾಗಿ ದಿನಕ್ಕೆ ಎರಡು ಬಾರಿ ಅನ್ವಯಿಸುವ ಅಗತ್ಯವಿರುತ್ತದೆ. ಇದು ಕಾರ್ಯನಿರತ ವೇಳಾಪಟ್ಟಿ
ಹೊಂದಿರುವ ಜನರಿಗೆ ಅಥವಾ ದಿನಕ್ಕೆ ಹಲವಾರು ಡೋಸ್ಗಳನ್ನು ಮರೆಯುವವರಿಗೆ ಆಲ್ಕಾಫ್ಟಾಡಿನ್ ಅನ್ನು ಹೆಚ್ಚು ಅನುಕೂಲಕರವಾಗಿಸುತ್ತದೆ.
ಕೆಲವರು ಅಲ್ಕಾಫ್ಟಾಡಿನ್ ಅನ್ನು ಉಪಯೋಗಿಸಿದಾಗ ಒಲೋಪಟಾಡಿನ್‌ಗೆ ಹೋಲಿಸಿದರೆ ಕಡಿಮೆ ಉರಿ ಅಥವಾ ಕುಟುಕುವಿಕೆಯನ್ನು ಅನುಭವಿಸುತ್ತಾರೆ, ಆದಾಗ್ಯೂ ವೈಯಕ್ತಿಕ ಅನುಭವಗಳು ಬದಲಾಗಬಹುದು. ಪರಿಣಾಮಕಾರಿತ್ವದ ವಿಷಯದಲ್ಲಿ,
ಅಲರ್ಜಿಕ್ ಕಾಂಜಂಕ್ಟಿವಿಟಿಸ್ ಹೊಂದಿರುವ ಹೆಚ್ಚಿನ ಜನರಿಗೆ ಎರಡೂ ಔಷಧಿಗಳು ಉತ್ತಮವಾಗಿ ಕಾರ್ಯನಿರ್ವಹಿಸುತ್ತವೆ ಮತ್ತು ಅಧ್ಯಯನಗಳು ಇದೇ ರೀತಿಯ ಒಟ್ಟಾರೆ ಯಶಸ್ಸಿನ ಪ್ರಮಾಣವನ್ನು ತೋರಿಸುತ್ತವೆ.
ಯಾವ ಆಯ್ಕೆಯು ನಿಮಗೆ ಉತ್ತಮವಾಗಿ ಕಾರ್ಯನಿರ್ವಹಿಸುತ್ತದೆ ಎಂಬುದನ್ನು ಶಿಫಾರಸು ಮಾಡುವಾಗ ನಿಮ್ಮ ವೈದ್ಯರು ನಿಮ್ಮ ರೋಗಲಕ್ಷಣದ ತೀವ್ರತೆ, ದೈನಂದಿನ ದಿನಚರಿ, ನೀವು ತೆಗೆದುಕೊಳ್ಳುತ್ತಿರುವ ಇತರ ಔಷಧಿಗಳು ಮತ್ತು ಕಣ್ಣಿನ ಹನಿಗಳೊಂದಿಗಿನ
ಯಾವುದೇ ಹಿಂದಿನ ಅನುಭವಗಳಂತಹ ಅಂಶಗಳನ್ನು ಪರಿಗಣಿಸುತ್ತಾರೆ.
ಅಲ್ಕಾಫ್ಟಾಡಿನ್ ಬಗ್ಗೆ ಪದೇ ಪದೇ ಕೇಳಲಾಗುವ ಪ್ರಶ್ನೆಗಳು
ಅಲ್ಕಾಫ್ಟಾಡಿನ್ ಗ್ಲುಕೋಮಾಗೆ ಸುರಕ್ಷಿತವೇ?
ಅಲ್ಕಾಫ್ಟಾಡಿನ್ ಅನ್ನು ಸಾಮಾನ್ಯವಾಗಿ ಗ್ಲುಕೋಮಾ ಇರುವ ಜನರಿಗೆ ಸುರಕ್ಷಿತವೆಂದು ಪರಿಗಣಿಸಲಾಗುತ್ತದೆ, ಏಕೆಂದರೆ ಇದು ಸಾಮಾನ್ಯವಾಗಿ ಕೆಲವು ಇತರ ಕಣ್ಣಿನ ಔಷಧಿಗಳಂತೆ ಕಣ್ಣಿನ ಒತ್ತಡವನ್ನು ಹೆಚ್ಚಿಸುವುದಿಲ್ಲ. ಆದಾಗ್ಯೂ, ನಿಮಗೆ ಗ್ಲುಕೋಮಾ ಇದ್ದರೆ,
ನೀವು ಯಾವುದೇ ಕಣ್ಣಿನ ಹನಿಗಳನ್ನು ಬಳಸುತ್ತಿರುವಾಗ ನಿಮ್ಮ ವೈದ್ಯರು ನಿಮ್ಮ ಕಣ್ಣಿನ ಒತ್ತಡವನ್ನು ನಿಯಮಿತವಾಗಿ ಮೇಲ್ವಿಚಾರಣೆ ಮಾಡಲು ಬಯಸುತ್ತಾರೆ.
ಔಷಧವು ನಿಮ್ಮ ಕಣ್ಣಿನ ಅಂಗಾಂಶಗಳಲ್ಲಿ ಸ್ಥಳೀಯವಾಗಿ ಕಾರ್ಯನಿರ್ವಹಿಸುತ್ತದೆ ಮತ್ತು ಕಣ್ಣಿನ ಒತ್ತಡವನ್ನು ನಿಯಂತ್ರಿಸುವ ಒಳಚರಂಡಿ ವ್ಯವಸ್ಥೆಗಳ ಮೇಲೆ ಗಮನಾರ್ಹವಾಗಿ ಪರಿಣಾಮ ಬೀರುವುದಿಲ್ಲ. ಆದರೂ, ನಿಮ್ಮ ಸಾಮಾನ್ಯ ಗ್ಲುಕೋಮಾ ತಪಾಸಣೆ
ಸಮಯದಲ್ಲಿ ಅಲ್ಕಾಫ್ಟಾಡಿನ್ ಸೇರಿದಂತೆ ನೀವು ಬಳಸುತ್ತಿರುವ ಎಲ್ಲಾ ಔಷಧಿಗಳ ಬಗ್ಗೆ ನಿಮ್ಮ ನೇತ್ರ ವೈದ್ಯರಿಗೆ ತಿಳಿಸುವುದು ಮುಖ್ಯ.
ನಾನು ಆಕಸ್ಮಿಕವಾಗಿ ಹೆಚ್ಚು ಅಲ್ಕಾಫ್ಟಾಡಿನ್ ಬಳಸಿದರೆ ಏನು ಮಾಡಬೇಕು?
ನೀವು ಆಕಸ್ಮಿಕವಾಗಿ ಒಂದಕ್ಕಿಂತ ಹೆಚ್ಚು ಹನಿಯನ್ನು ನಿಮ್ಮ ಕಣ್ಣಿಗೆ ಹಾಕಿದರೆ ಅಥವಾ ಸೂಚಿಸಿದಕ್ಕಿಂತ ಹೆಚ್ಚಾಗಿ ಔಷಧಿಯನ್ನು ಬಳಸಿದರೆ, ಭಯಪಡಬೇಡಿ. ಯಾವುದೇ ಹೆಚ್ಚುವರಿ ಔಷಧಿಯನ್ನು ತೆಗೆದುಹಾಕಲು ಸ್ವಚ್ಛವಾದ ನೀರಿನಿಂದ ಅಥವಾ ಕೃತಕ
ಕಣ್ಣೀರಿನಿಂದ ನಿಮ್ಮ ಕಣ್ಣನ್ನು ನಿಧಾನವಾಗಿ ತೊಳೆಯಿರಿ.
ನೀವು ಹೆಚ್ಚಿದ ಉರಿ, ಕುಟುಕುವಿಕೆ ಅಥವಾ ತಾತ್ಕಾಲಿಕ ಮಂದ ದೃಷ್ಟಿಯನ್ನು ಅನುಭವಿಸಬಹುದು, ಆದರೆ ಈ ಪರಿಣಾಮಗಳು ಕೆಲವು ಗಂಟೆಗಳಲ್ಲಿ ಪರಿಹರಿಸಬೇಕು. ನೀವು ತೀವ್ರವಾದ ಅಸ್ವಸ್ಥತೆ, ನಿರಂತರ ದೃಷ್ಟಿ ಬದಲಾವಣೆಗಳು ಅಥವಾ ಯಾವುದೇ
ಕಾಳಜಿಯುಕ್ತ ರೋಗಲಕ್ಷಣಗಳನ್ನು ಅನುಭವಿಸಿದರೆ, ನಿಮ್ಮ ವೈದ್ಯರನ್ನು ಸಂಪರ್ಕಿಸಿ ಅಥವಾ ವೈದ್ಯಕೀಯ ಸಹಾಯವನ್ನು ಪಡೆಯಿರಿ.